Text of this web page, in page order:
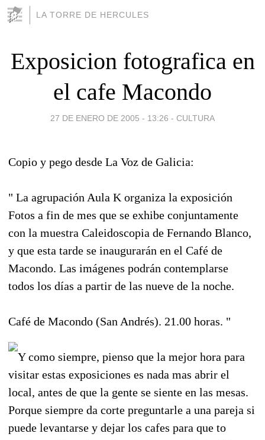
LA TORRE DE HERCULES
Exposicion fotografica en
el cafe Macondo
27 DE ENERO DE 2005 - 13:26 - CULTURA
Copio y pego desde La Voz de Galicia:
" La agrupación Aula K organiza la exposición
Fotos a fin de mes que se exhibe conjuntamente
con la muestra Caleidoscopia de Fernando Blanco,
y que esta tarde se inaugurarán en el Café de
Macondo. Las imágenes podrán contemplarse
todos los días a partir de las nueve de la noche.
Café de Macondo (San Andrés). 21.00 horas. "
Y como siempre, pienso que la mejor hora para
visitar estas exposiciones es nada mas abrir el
local, antes de que la gente se siente en las mesas.
Porque siempre da corte preguntarle a una pareja si
puede levantarse y dejar los cafes para que to